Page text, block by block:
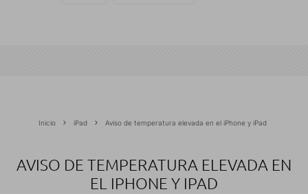
Inicio iPad Aviso de temperatura elevada en el iPhone y iPad
AVISO DE TEMPERATURA ELEVADA EN
EL IPHONE Y IPAD